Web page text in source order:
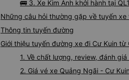
🚌 3. Xe Kim Anh khởi hành tại
Những câu hỏi thường gặp về tuyến xe
Thông tin tuyến đường
Giới thiệu tuyến đường xe đi Cư Kuin từ
1. Về chất lượng, review, đánh
2. Giá vé xe Quảng Ngãi - Cư Kuin